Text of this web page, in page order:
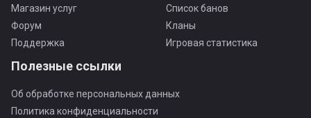
Магазин услуг
Форум
Поддержка
Список банов
Кланы
Игровая статистика
Полезные ссылки
Об обработке персональных данных
Политика конфиденциальности